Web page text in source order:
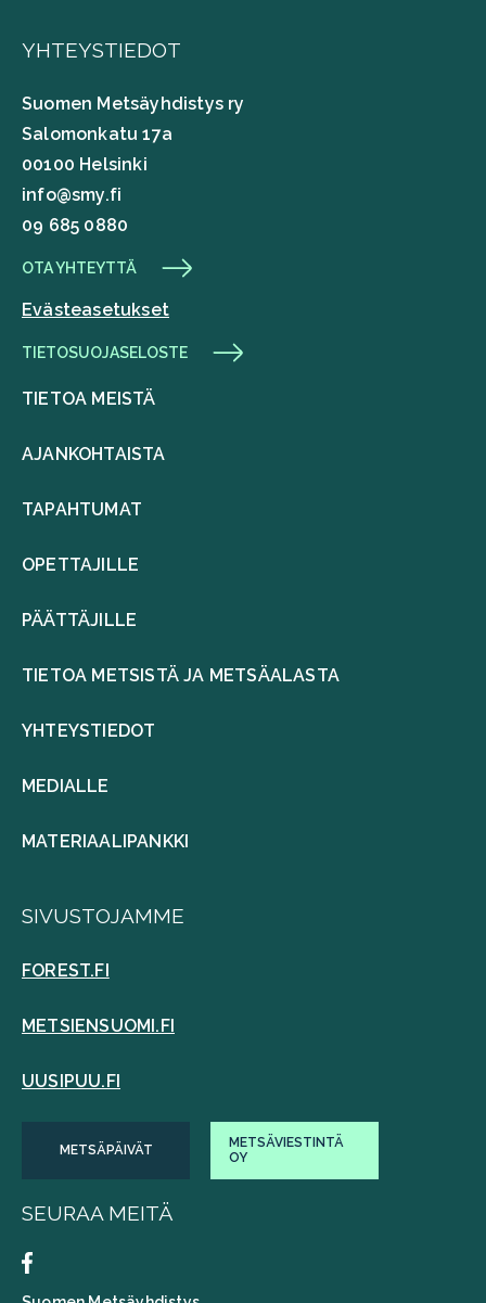
YHTEYSTIEDOT
Suomen Metsäyhdistys ry
Salomonkatu 17a
00100 Helsinki
info@smy.fi
09 685 0880
OTA YHTEYTTÄ
Evästeasetukset
TIETOSUOJASELOSTE
TIETOA MEISTÄ
AJANKOHTAISTA
TAPAHTUMAT
OPETTAJILLE
PÄÄTTÄJILLE
TIETOA METSISTÄ JA METSÄALASTA
YHTEYSTIEDOT
MEDIALLE
MATERIAALIPANKKI
SIVUSTOJAMME
FOREST.FI
METSIENSUOMI.FI
UUSIPUU.FI
METSÄPÄIVÄT
METSÄVIESTINTÄ
OY
SEURAA MEITÄ